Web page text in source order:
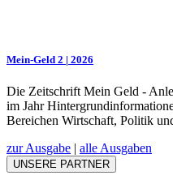
Mein-Geld 2 | 2026
Die Zeitschrift Mein Geld -
im Jahr
Bereichen Wirtschaft, Politik
zur Ausgabe | alle Ausgaben
UNSERE PARTNER